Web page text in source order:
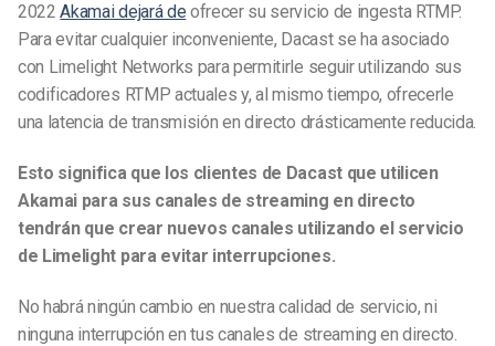
2022Akamai dejará de ofrecer su servicio de ingesta RTMP.
Para evitar cualquier inconveniente, Dacast se ha asociado
con Limelight Networks para permitirle seguir utilizando sus
codificadores RTMP actuales y, al mismo tiempo, ofrecerle
una latencia de transmisión en directo drásticamente reducida.
Esto significa que los clientes de Dacast que utilicen
Akamai para sus canales de streaming en directo
tendrán que crear nuevos canales utilizando el servicio
de Limelight para evitar interrupciones.
No habrá ningún cambio en nuestra calidad de servicio, ni
ninguna interrupción en tus canales de streaming en directo.